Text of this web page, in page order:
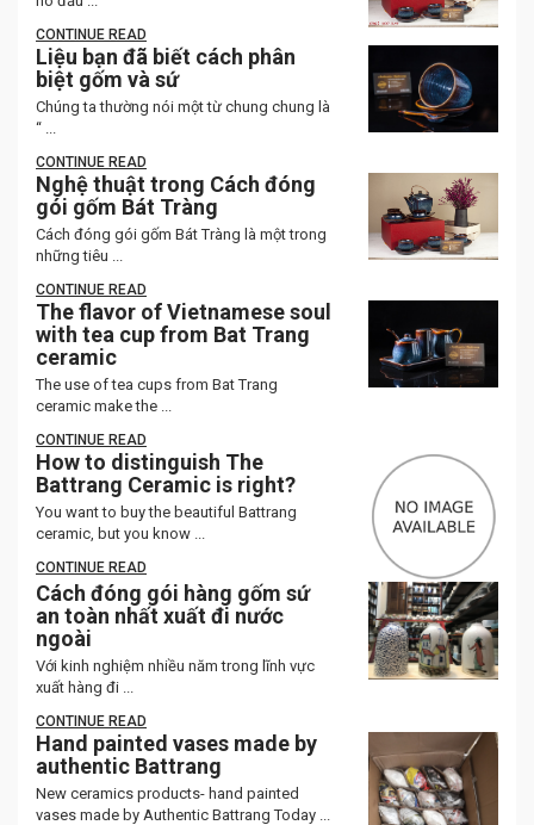
CONTINUE READ
Liệu bạn đã biết cách phân
biệt gốm và sứ
Chúng ta thường nói một từ chung chung là
“ ...
CONTINUE READ
Nghệ thuật trong Cách đóng
gói gốm Bát Tràng
Cách đóng gói gốm Bát Tràng là một trong
những tiêu ...
CONTINUE READ
The flavor of Vietnamese soul
with tea cup from Bat Trang
ceramic
The use of tea cups from Bat Trang
ceramic make the ...
CONTINUE READ
How to distinguish The
Battrang Ceramic is right?
You want to buy the beautiful Battrang
ceramic, but you know ...
CONTINUE READ
Cách đóng gói hàng gốm sứ
an toàn nhất xuất đi nước
ngoài
Với kinh nghiệm nhiều năm trong lĩnh vực
xuất hàng đi ...
CONTINUE READ
Hand painted vases made by
authentic Battrang
New ceramics products- hand painted
vases made by Authentic Battrang Today ...